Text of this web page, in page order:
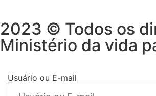
2023 © Todos os
Ministério da vida
Usuário ou E-mail